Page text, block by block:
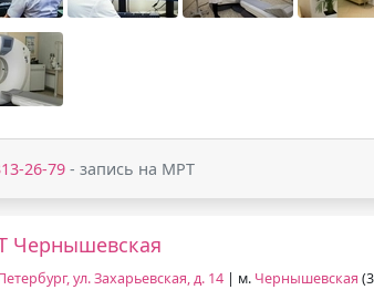
26-79 - запись на МРТ
Чернышевская
ул. Захарьевская, д. 14 | м. Чернышевская